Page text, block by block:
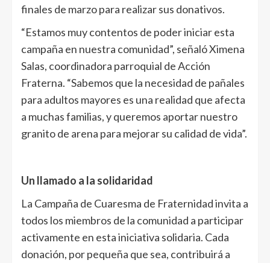
finales de marzo para realizar sus donativos.
“Estamos muy contentos de poder iniciar esta
campaña en nuestra comunidad”, señaló Ximena
Salas, coordinadora parroquial de Acción
Fraterna. “Sabemos que la necesidad de pañales
para adultos mayores es una realidad que afecta
a muchas familias, y queremos aportar nuestro
granito de arena para mejorar su calidad de vida”.
Un llamado a la solidaridad
La Campaña de Cuaresma de Fraternidad invita a
todos los miembros de la comunidad a participar
activamente en esta iniciativa solidaria. Cada
donación, por pequeña que sea, contribuirá a